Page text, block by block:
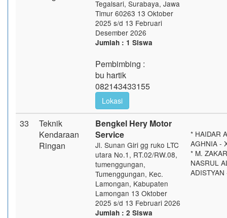
Tegalsari, Surabaya, Jawa
Timur 60263 13 Oktober
2025 s/d 13 Februari
Desember 2026
Jumlah : 1 Siswa
Pembimbing :
bu hartik
082143433155
Lokasi
33
Teknik
Kendaraan
Ringan
Bengkel Hery Motor
Service
Jl. Sunan Giri gg ruko LTC
utara No.1, RT.02/RW.08,
tumenggungan,
Tumenggungan, Kec.
Lamongan, Kabupaten
Lamongan 13 Oktober
2025 s/d 13 Februari 2026
Jumlah : 2 Siswa
* HAIDAR
AGHNIA -
* M.
NASRUL